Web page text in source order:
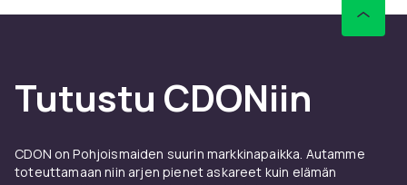
Tutustu CDONiin
CDON on Pohjoismaiden suurin markkinapaikka. Autamme
toteuttamaan niin arjen pienet askareet kuin elämän